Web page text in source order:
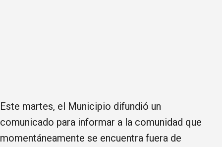
Este martes, el Municipio difundió un
comunicado para informar a la comunidad que
momentáneamente se encuentra fuera de